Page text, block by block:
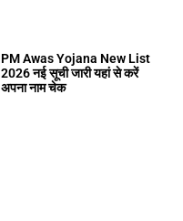
PM Awas Yojana New List
2026 नई सूची जारी यहां से करें
अपना नाम चेक